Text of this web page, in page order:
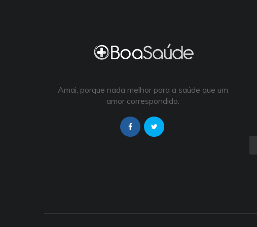
Amai, porque nada melhor para a saúde que um
amor correspondido.